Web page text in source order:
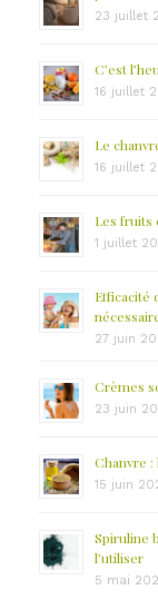
23 juillet
C’est
16 juillet
Le
16 juillet
Les fruits
1 juillet
Efficacité
27 juin
Crèmes
23 juin
Chanvre
15 juin
Spiruline
l’utiliser
5 mai